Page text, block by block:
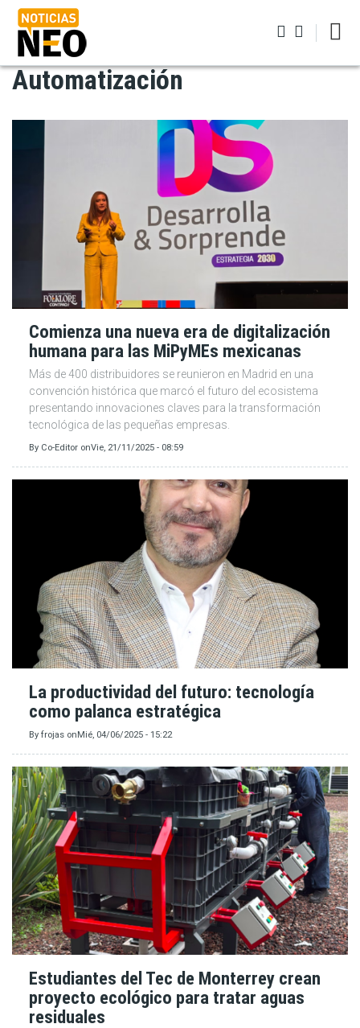
Pasar
contenido
principal
Automatización
Comienza una nueva era de digitalización
humana para las MiPyMEs mexicanas
Más de 400 distribuidores se reunieron en Madrid en una
convención histórica que marcó el futuro del ecosistema
presentando innovaciones claves para la transformación
tecnológica de las pequeñas empresas.
By Co-Editor onVie, 21/11/2025 - 08:59
La productividad del futuro: tecnología
como palanca estratégica
By frojas onMié, 04/06/2025 - 15:22
Estudiantes del Tec de Monterrey crean
proyecto ecológico para tratar aguas
residuales